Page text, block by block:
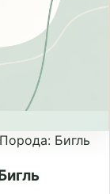
Порода: Бигль